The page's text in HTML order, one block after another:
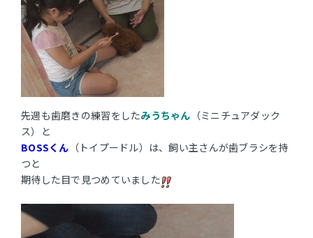
先週も歯磨きの練習をしたみうちゃん （ミニチュアダック
ス）と
BOSSくん （トイプードル）は、飼い主さんが歯ブラシを持
つと
期待した目で見つめていました